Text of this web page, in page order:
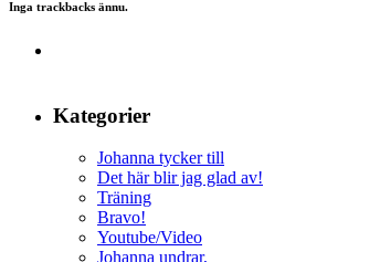
Inga trackbacks ännu.
Kategorier
Johanna tycker till
Det här blir jag glad av!
Träning
Bravo!
Youtube/Video
Johanna undrar,